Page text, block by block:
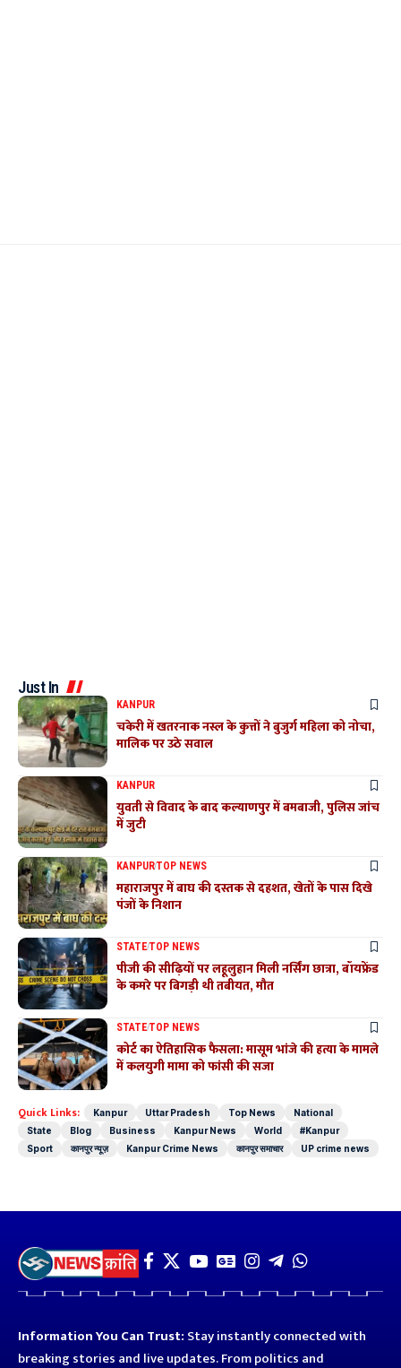
Just In
KANPUR
चकेरी में खतरनाक नस्ल के कुत्तों ने बुजुर्ग महिला को नोचा,
मालिक पर उठे सवाल
KANPUR
युवती से विवाद के बाद कल्याणपुर में बमबाजी, पुलिस जांच
में जुटी
KANPURTOP NEWS
महाराजपुर में बाघ की दस्तक से दहशत, खेतों के पास दिखे
पंजों के निशान
STATETOP NEWS
पीजी की सीढ़ियों पर लहूलुहान मिली नर्सिंग छात्रा, बॉयफ्रेंड
के कमरे पर बिगड़ी थी तबीयत, मौत
STATETOP NEWS
कोर्ट का ऐतिहासिक फैसला: मासूम भांजे की हत्या के मामले
में कलयुगी मामा को फांसी की सजा
Quick Links: Kanpur Uttar Pradesh Top News
National
State
Blog Business Kanpur News World
#Kanpur
Sport
कानपुर न्यूज़ Kanpur Crime News कानपुर समाचार UP crime news
Information You Can Trust: Stay instantly connected with
breaking stories and live updates. From politics and